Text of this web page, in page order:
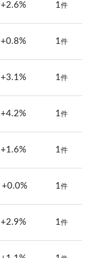
+2.6% 1件
+0.8% 1件
+3.1% 1件
+4.2% 1件
+1.6% 1件
+0.0% 1件
+2.9% 1件